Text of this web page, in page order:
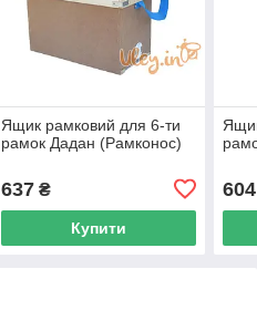
Ящик рамковий для 6-ти
рамок Дадан (Рамконос)
637₴
Купити
604